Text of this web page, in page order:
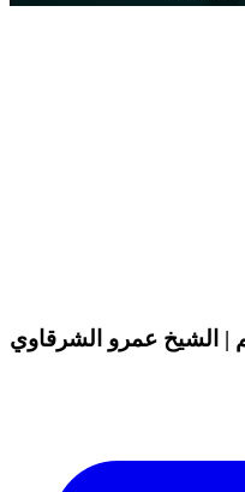
| الشيخ عمرو الشرقاوي